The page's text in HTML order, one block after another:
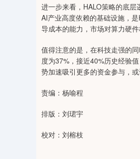
进一步来看，HALO策略的底
AI产业高度依赖的基础设施，
导成本的能力，市场对算力硬
值得注意的是，在科技走强的
度为37%，接近40%历史经验
势加速吸引更多的资金参与，
责编：杨喻程
排版：刘珺宇
校对：刘榕枝